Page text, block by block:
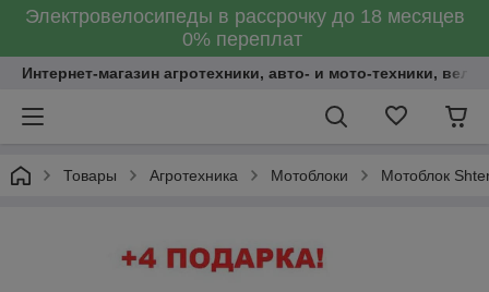
Электровелосипеды в рассрочку до 18 месяцев
0% переплат
Интернет-магазин агротехники, авто- и мото-техники,
Товары Агротехника Мотоблоки Мотоблок